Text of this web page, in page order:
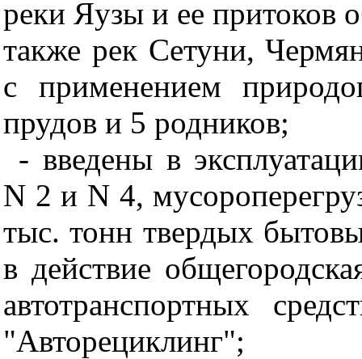
реки Яузы и ее притоков
также рек Сетуни,
с применением
прудов и 5 родников;
- введены в
N 2 и N 4,
тыс. тонн твердых
в действие
автотранспортных
"Авторециклинг";